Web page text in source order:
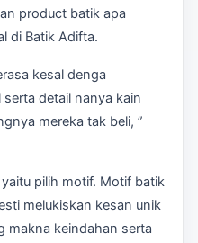
product batik apa
di Batik Adifta.
kesal denga
detail nanya kain
mereka tak beli, ”
pilih motif. Motif batik
melukiskan kesan unik
makna keindahan serta